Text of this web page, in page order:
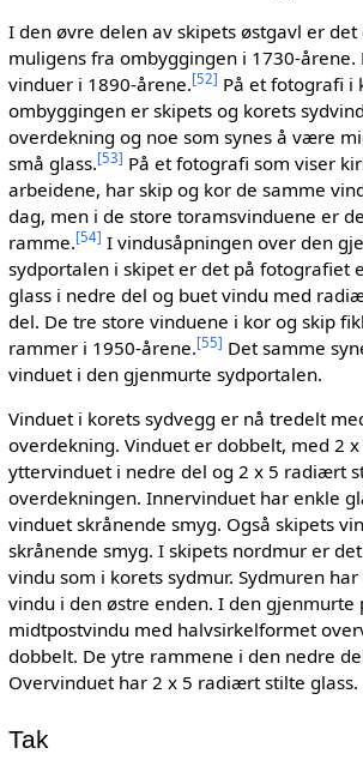
I den øvre delen av skipets østgavl er det
muligens fra ombyggingen i 1730-årene.
vinduer i 1890-årene.[52] På et fotografi i
ombyggingen er skipets og korets
overdekning og noe som synes å være
små glass.[53] På et fotografi som viser
arbeidene, har skip og kor de samme
dag, men i de store toramsvinduene er
ramme.[54] I vindusåpningen over den
sydportalen i skipet er det på fotografiet
glass i nedre del og buet vindu med
del. De tre store vinduene i kor og skip
rammer i 1950-årene.[55] Det samme
vinduet i den gjenmurte sydportalen.
Vinduet i korets sydvegg er nå tredelt
overdekning. Vinduet er dobbelt, med 2 x
yttervinduet i nedre del og 2 x 5 radiært
overdekningen. Innervinduet har enkle
vinduet skrånende smyg. Også skipets
skrånende smyg. I skipets nordmur er
vindu som i korets sydmur. Sydmuren
vindu i den østre enden. I den
midtpostvindu med halvsirkelformet
dobbelt. De ytre rammene i den nedre
Overvinduet har 2 x 5 radiært stilte glass.
Tak